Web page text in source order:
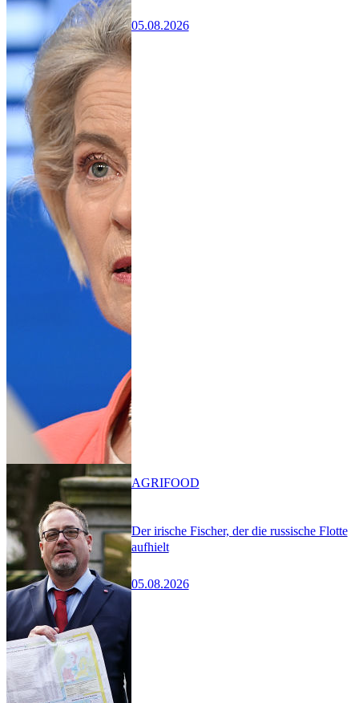
05.08.2026
Der irische Fischer, der die russische Flotte
aufhielt
05.08.2026
AGRIFOOD